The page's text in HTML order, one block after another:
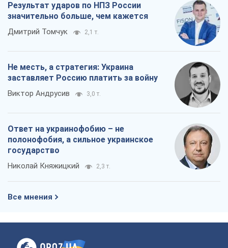
Результат ударов по НПЗ России
значительно больше, чем кажется
Дмитрий Томчук 2,1 т.
Не месть, а стратегия: Украина
заставляет Россию платить за войну
Виктор Андрусив 3,0 т.
Ответ на украинофобию – не
полонофобия, а сильное украинское
государство
Николай Княжицкий 2,3 т.
Все мнения